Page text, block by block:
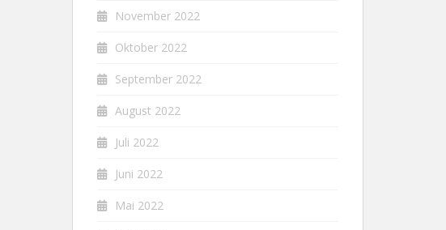
November 2022
Oktober 2022
September 2022
August 2022
Juli 2022
Juni 2022
Mai 2022